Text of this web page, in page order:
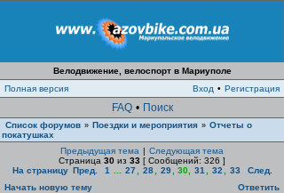
Велодвижение, велоспорт в Мариуполе
Полная версия
Вход • Регистрация
FAQ • Поиск
Список форумов » Поездки и мероприятия » Отчеты о
покатушках
Предыдущая тема | Следующая тема
Страница 30 из 33 [ Сообщений: 326 ]
На страницу Пред. 1 27 28 29 30, 31 32 33
След.
Начать новую тему
Ответить